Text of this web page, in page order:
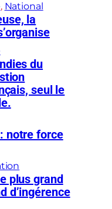
, National
la
du
seul le
notre force
plus grand
d’ingérence